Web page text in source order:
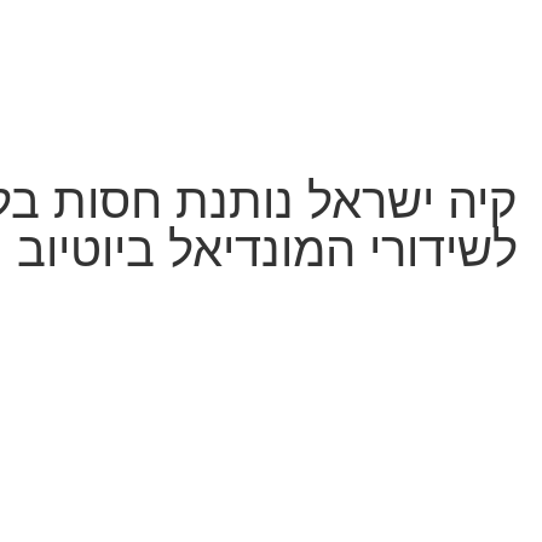
קיה ישראל נותנת חסות
לשידורי המונדיאל ביוטיוב